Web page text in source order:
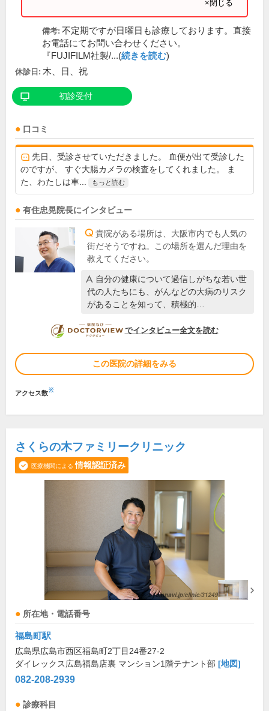
×閉じる
備考: 不定期ですが日曜日も診療しております。直接
お電話にてお問い合わせください。
『FUJIFILM社製/...(続きを読む)
休診日: 木、日、祝
初診受付
口コミ
先日、受診させていただきました。 血便が出て受診した
のですが、 すぐ大腸カメラの検査をしてくれました。 ま
た、わたしは車...
もっと読む
有住忠晃院長にインタビュー
貴院がある場所は、大阪市内でも人気の
街だそうですね。この場所を選んだ理由を
教えてください。
自分の健康について過信しがちな若い世
代の人たちにも、がんなどの大病のリスク
があることを知って、積極的…
DOCTORVIEW
でインタビュー全文を読む
この医院の詳細をみる
アクセス数※
さくらの木ファミリークリニック
医療機関による 情報認証済み
所在地・電話番号
福島町駅
広島県広島市西区福島町2丁目24番27-2
ダイレックス広島福島店裏 マンション1階テナント部 [地図]
082-208-2939
診療科目